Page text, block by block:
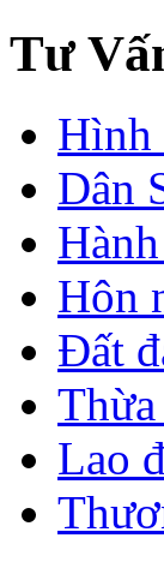
Tư
Hình
Dân
Hôn
Đất
Lao